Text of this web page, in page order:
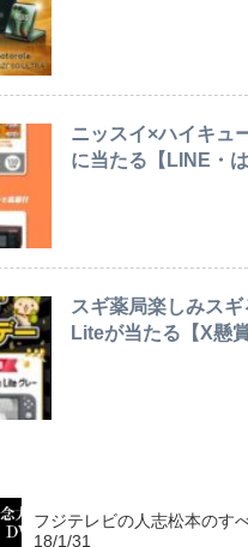
ニッスイ×ハイキュ
に当たる【LINE・
スギ薬局楽しみス
Liteが当たる【X懸
フジテレビの人志松本のす
18/1/31